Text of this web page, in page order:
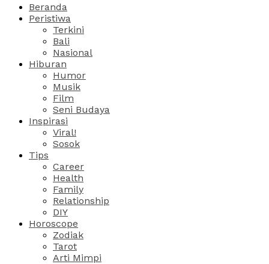
Beranda
Peristiwa
Terkini
Bali
Nasional
Hiburan
Humor
Musik
Film
Seni Budaya
Inspirasi
Viral!
Sosok
Tips
Career
Health
Family
Relationship
DIY
Horoscope
Zodiak
Tarot
Arti Mimpi